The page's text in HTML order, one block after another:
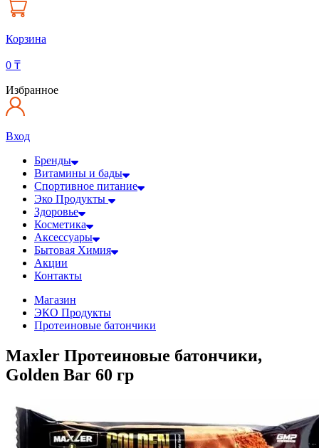
Корзина
0 ₸
Избранное
Вход
Бренды
Витамины и бады
Спортивное питание
Эко Продукты
Здоровье
Косметика
Аксессуары
Бытовая Химия
Акции
Контакты
Магазин
ЭКО Продукты
Протеиновые батончики
Maxler Протеиновые батончики,
Golden Bar 60 гр